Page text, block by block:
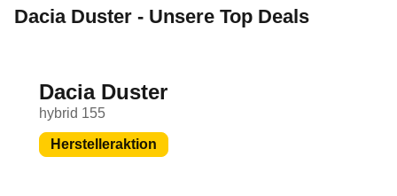
Dacia Duster - Unsere Top Deals
Dacia Duster
hybrid 155
Herstelleraktion